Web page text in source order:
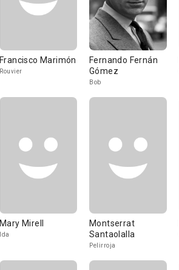
Francisco Marimón
Rouvier
Fernando Fernán
Gómez
Bob
Mary Mirell
Ida
Montserrat
Santaolalla
Pelirroja